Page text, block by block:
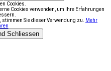
Cookies.
Cookies verwenden, um Ihre Erfahrungen
Sie dieser Verwendung zu.
Mehr
Schliessen